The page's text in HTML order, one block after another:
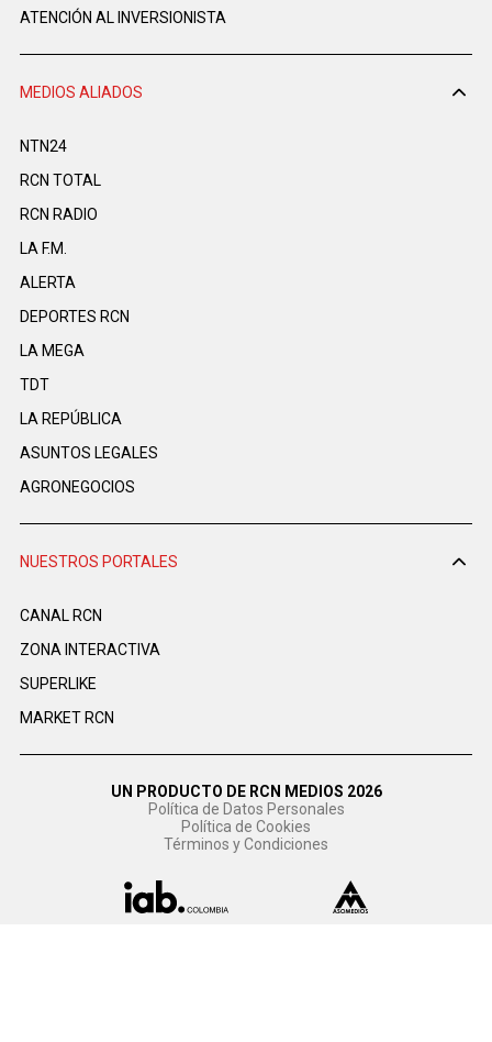
ATENCIÓN AL INVERSIONISTA
MEDIOS ALIADOS
NTN24
RCN TOTAL
RCN RADIO
LA F.M.
ALERTA
DEPORTES RCN
LA MEGA
TDT
LA REPÚBLICA
ASUNTOS LEGALES
AGRONEGOCIOS
NUESTROS PORTALES
CANAL RCN
ZONA INTERACTIVA
SUPERLIKE
MARKET RCN
UN PRODUCTO DE RCN MEDIOS 2026
Política de Datos Personales
Política de Cookies
Términos y Condiciones